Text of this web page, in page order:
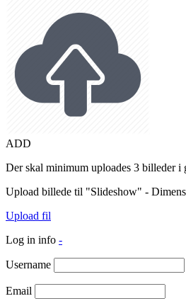
ADD
Der skal minimum uploades 3 billeder i
Upload billede til "Slideshow" -
Upload fil
Log in info -
Username
Email